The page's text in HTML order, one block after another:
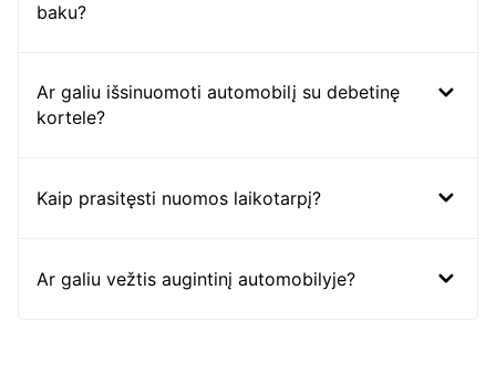
baku?
Ar galiu išsinuomoti automobilį su debetinę
kortele?
Kaip prasitęsti nuomos laikotarpį?
Ar galiu vežtis augintinį automobilyje?